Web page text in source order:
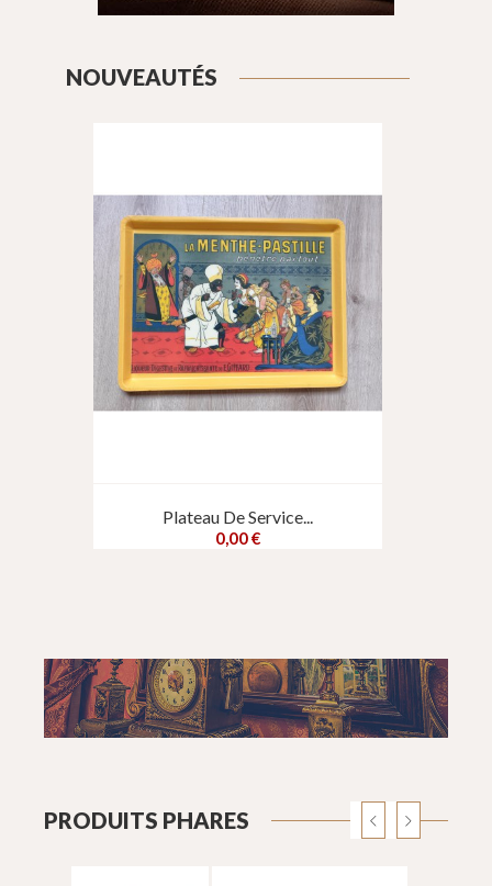
NOUVEAUTÉS
Plateau De Service...
0,00 €
PRODUITS PHARES